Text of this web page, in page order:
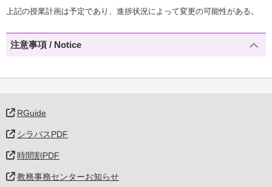
上記の授業計画は予定であり、進捗状況によって変更の可能性がある。
注意事項 / Notice
RGuide
シラバスPDF
時間割PDF
教務事務センターお知らせ